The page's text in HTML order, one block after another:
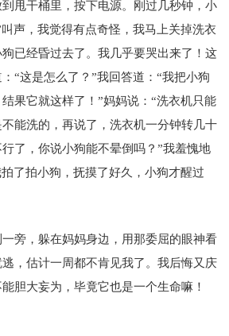
甩干桶里，按下电源。刚过几秒钟，小
声，我觉得有点奇怪，我马上关掉洗衣
已经昏过去了。我几乎要哭出来了！这
“这是怎么了？”我回答道：“我把小狗
果它就这样了！”妈妈说：“洗衣机只能
能洗的，再说了，洗衣机一分钟转几十
了，你说小狗能不晕倒吗？”我羞愧地
了拍小狗，抚摸了好久，小狗才醒过
旁，躲在妈妈身边，用那委屈的眼神看
，估计一周都不肯见我了。我后悔又庆
胆大妄为，毕竟它也是一个生命嘛！